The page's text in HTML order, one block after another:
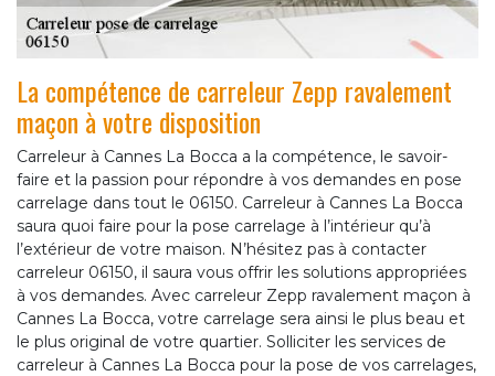
La compétence de carreleur Zepp ravalement
maçon à votre disposition
Carreleur à Cannes La Bocca a la compétence, le savoir-
faire et la passion pour répondre à vos demandes en pose
carrelage dans tout le 06150. Carreleur à Cannes La Bocca
saura quoi faire pour la pose carrelage à l’intérieur qu’à
l’extérieur de votre maison. N’hésitez pas à contacter
carreleur 06150, il saura vous offrir les solutions appropriées
à vos demandes. Avec carreleur Zepp ravalement maçon à
Cannes La Bocca, votre carrelage sera ainsi le plus beau et
le plus original de votre quartier. Solliciter les services de
carreleur à Cannes La Bocca pour la pose de vos carrelages,